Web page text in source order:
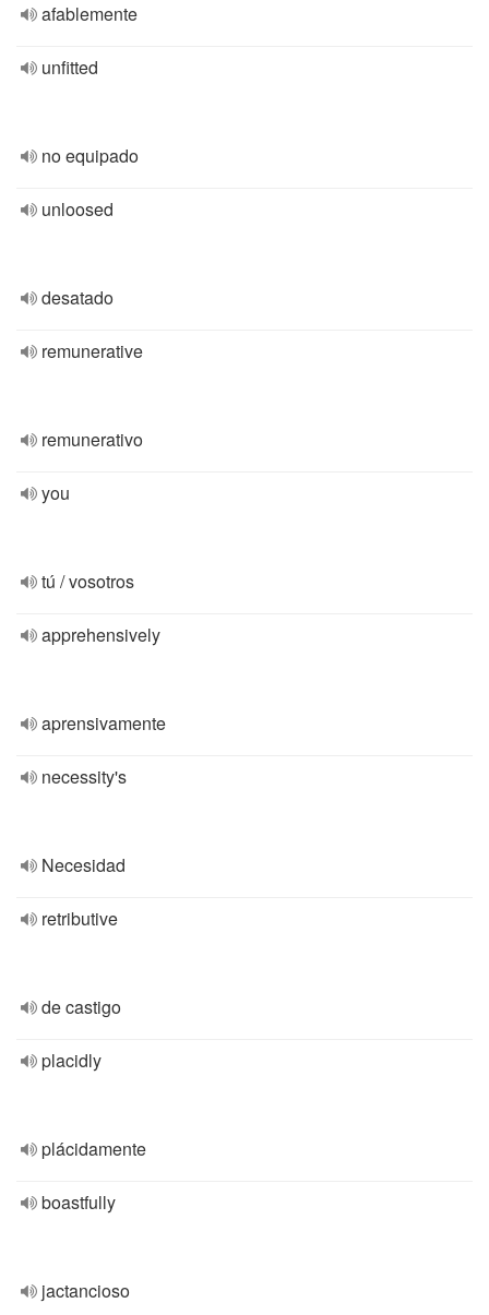
afablemente
unfitted
no equipado
unloosed
desatado
remunerative
remunerativo
you
tú / vosotros
apprehensively
aprensivamente
necessity's
Necesidad
retributive
de castigo
placidly
plácidamente
boastfully
jactancioso